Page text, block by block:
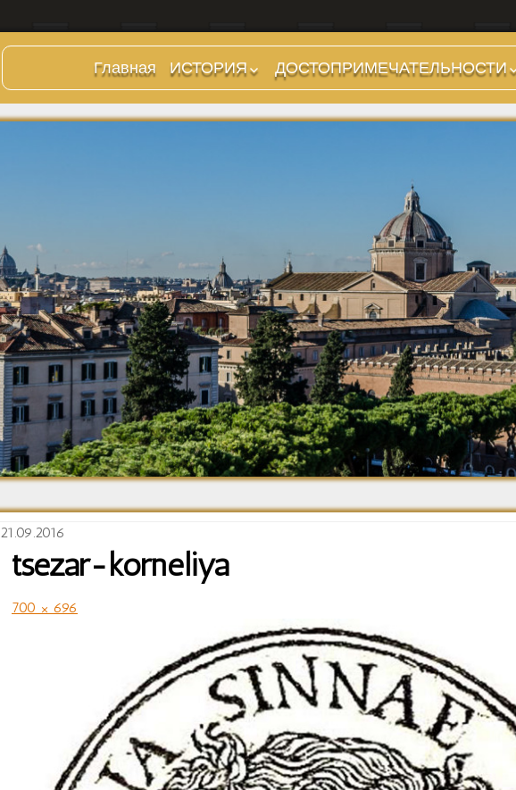
Главная
ИСТОРИЯ
Предыстория
Царский период
Империя. Принципат
(27 г до н.э. — 284 г
н.э.)
Империя. Доминат
(284-476 гг)
Темные Века. Готы
Темные Века.
Экзархат
Средневековье
Возрождение и
Барокко
ДОСТОПРИМЕЧАТЕЛЬНОСТИ
Холмы и остров.
Районы
Стадионы, Термы
Дохристианские
храмы
Христианские храмы,
базилики etc.
Дворцы
Арки, колонны и
обелиски
Фонтаны
21.09.2016
tsezar-korneliya
700 × 696